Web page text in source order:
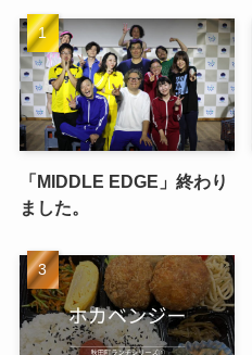
「MIDDLE EDGE」終わり
ました。